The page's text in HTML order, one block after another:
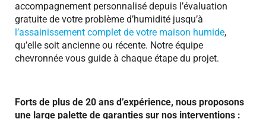
accompagnement personnalisé depuis l’évaluation
gratuite de votre problème d’humidité jusqu’à
l’assainissement complet de votre maison humide,
qu’elle soit ancienne ou récente. Notre équipe
chevronnée vous guide à chaque étape du projet.
Forts de plus de 20 ans d’expérience, nous proposons
une large palette de garanties sur nos interventions :